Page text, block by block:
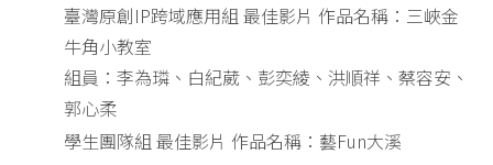
臺灣原創IP跨域應用組 最佳影片 作品名稱：三峽金
牛角小教室
組員：李為璘、白紀葳、彭奕綾、洪順祥、蔡容安、
郭心柔
學生團隊組 最佳影片 作品名稱：藝Fun大溪